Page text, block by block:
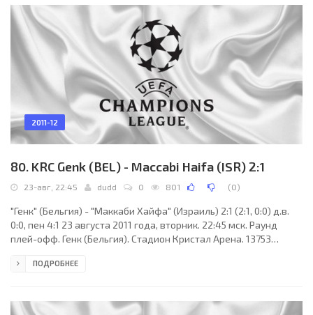
Дурмаз (Миико Альборноз, 78), Даниэль Ларссон, Уилтон
Фигейредо, Агон Мехмети (Дардан Рексхепи, 78).
2011-12
80. KRC Genk (BEL) - Maccabi Haifa (ISR) 2:1
23-авг, 22:45 dudd 0 801 (0)
"Генк" (Бельгия) - "Маккаби Хайфа" (Израиль) 2:1 (2:1, 0:0) д.в.
0:0, пен 4:1 23 августа 2011 года, вторник. 22:45 мск. Раунд
плей-офф. Генк (Бельгия). Стадион Кристал Арена. 13753
(Ротерхем, Сауз-Йоркшир, Англия). "Генк": Ласло Котелеш,
Кеннеди Нванганга (Марвин Огунжими, 68), Даниэль Пудил,
ПОДРОБНЕЕ